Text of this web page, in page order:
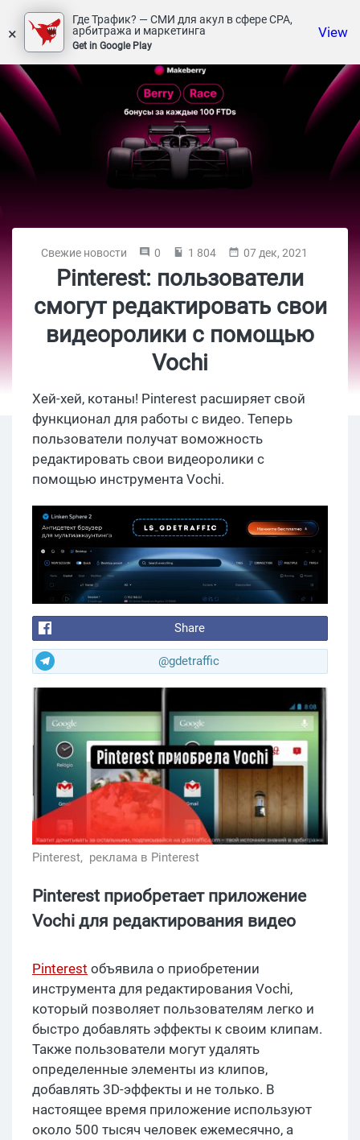
×
Где Трафик? — СМИ для акул в сфере СРА,
арбитража и маркетинга
Get in Google Play
View
Свежие новости 0 1 804 07 дек, 2021
Pinterest: пользователи
смогут редактировать свои
видеоролики с помощью
Vochi
Хей-хей, котаны! Pinterest расширяет свой
функционал для работы с видео. Теперь
пользователи получат воможность
редактировать свои видеоролики с
помощью инструмента Vochi.
Share
@gdetraffic
Pinterest, реклама в Pinterest
Pinterest приобретает приложение
Vochi для редактирования видео
Pinterest объявила о приобретении
инструмента для редактирования Vochi,
который позволяет пользователям легко и
быстро добавлять эффекты к своим клипам.
Также пользователи могут удалять
определенные элементы из клипов,
добавлять 3D-эффекты и не только. В
настоящее время приложение используют
около 500 тысяч человек ежемесячно, а